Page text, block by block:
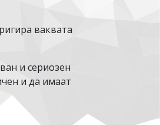
ваквата
и сериозен
и да имаат